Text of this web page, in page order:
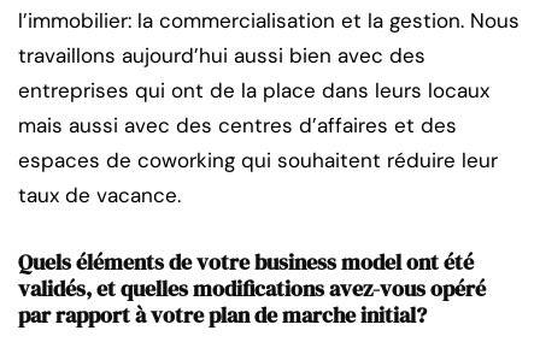
l’immobilier: la commercialisation et la gestion. Nous
travaillons aujourd’hui aussi bien avec des
entreprises qui ont de la place dans leurs locaux
mais aussi avec des centres d’affaires et des
espaces de coworking qui souhaitent réduire leur
taux de vacance.
Quels éléments de votre business model ont été
validés, et quelles modifications avez-vous opéré
par rapport à votre plan de marche initial?